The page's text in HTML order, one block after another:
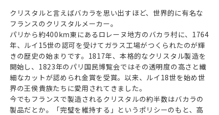
クリスタルと言えばバカラを思い出すほど、世界的に有名な
フランスのクリスタルメーカー。
パリから約400km東にあるロレーヌ地方のバカラ村に、1764
年、ルイ15世の認可を受けてガラス工場がつくられたのが輝
きの歴史の始まりです。1817年、本格的なクリスタル製造を
開始し、1823年のパリ国民博覧会ではその透明度の高さと繊
細なカットが認められ金賞を受賞。以来、ルイ18世を始め世
界の王侯貴族たちに愛用されてきました。
今でもフランスで製造されるクリスタルの約半数はバカラの
製品だとか。「完璧を維持する」というポリシーのもと、高